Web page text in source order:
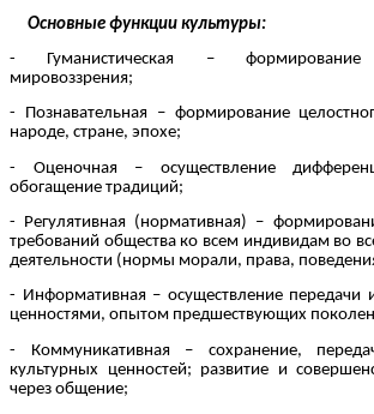
Основные функции культуры:
- Гуманистическая – формирование
мировоззрения;
- Познавательная – формирование
народе, стране, эпохе;
- Оценочная – осуществление
обогащение традиций;
- Регулятивная (нормативная) –
требований общества ко всем индивидам во
деятельности (нормы морали, права,
- Информативная – осуществление передачи
ценностями, опытом предшествующих
- Коммуникативная – сохранение,
культурных ценностей; развитие и
через общение;